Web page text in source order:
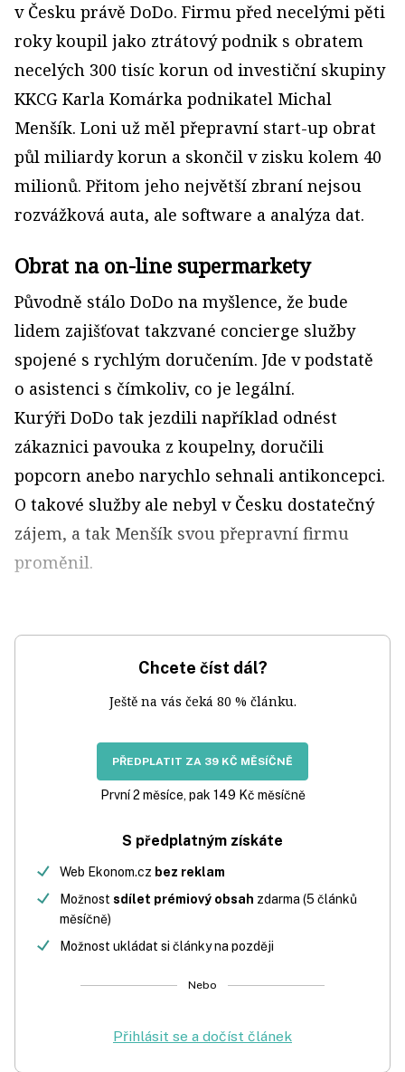
v Česku právě DoDo. Firmu před necelými pěti
roky koupil jako ztrátový podnik s obratem
necelých 300 tisíc korun od investiční skupiny
KKCG Karla Komárka podnikatel Michal
Menšík. Loni už měl přepravní start-up obrat
půl miliardy korun a skončil v zisku kolem 40
milionů. Přitom jeho největší zbraní nejsou
rozvážková auta, ale software a analýza dat.
Obrat na on-line supermarkety
Původně stálo DoDo na myšlence, že bude
lidem zajišťovat takzvané concierge služby
spojené s rychlým doručením. Jde v podstatě
o asistenci s čímkoliv, co je legální.
Kurýři DoDo tak jezdili například odnést
zákaznici pavouka z koupelny, doručili
popcorn anebo narychlo sehnali antikoncepci.
O takové služby ale nebyl v Česku dostatečný
zájem, a tak Menšík svou přepravní firmu
proměnil.
Chcete číst dál?
Ještě na vás čeká 80 % článku.
PŘEDPLATIT ZA 39 KČ MĚSÍČNĚ
První 2 měsíce, pak 149 Kč měsíčně
S předplatným získáte
Web Ekonom.cz bez reklam
Možnost sdílet prémiový obsah zdarma (5 článků
měsíčně)
Možnost ukládat si články na později
Nebo
Přihlásit se a dočíst článek